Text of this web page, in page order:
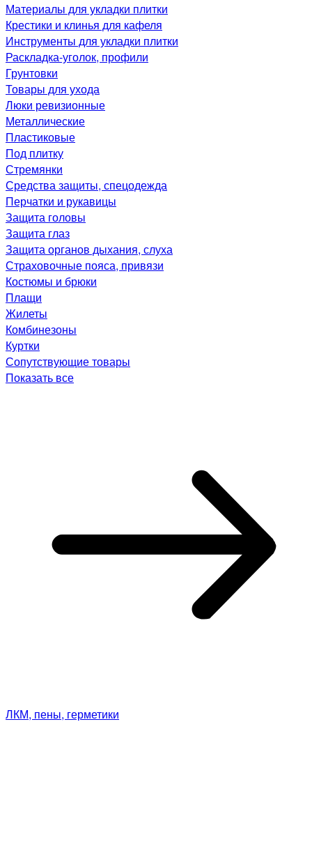
Материалы для укладки плитки
Крестики и клинья для кафеля
Инструменты для укладки плитки
Раскладка-уголок, профили
Грунтовки
Товары для ухода
Люки ревизионные
Металлические
Пластиковые
Под плитку
Стремянки
Средства защиты, спецодежда
Перчатки и рукавицы
Защита головы
Защита глаз
Защита органов дыхания, слуха
Страховочные пояса, привязи
Костюмы и брюки
Плащи
Жилеты
Комбинезоны
Куртки
Сопутствующие товары
Показать все
ЛКМ, пены, герметики